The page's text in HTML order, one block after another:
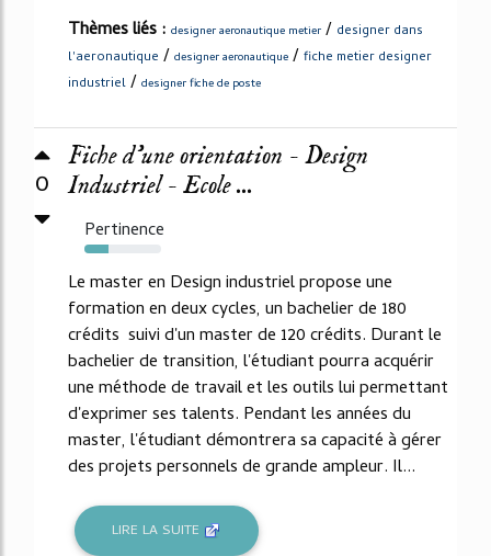
Thèmes liés : designer aeronautique metier / designer dans
l'aeronautique / designer aeronautique / fiche metier designer
industriel / designer fiche de poste
0
Fiche d'une orientation - Design
Industriel - Ecole ...
Pertinence
31%
Le master en Design industriel propose une
formation en deux cycles, un bachelier de 180
crédits suivi d'un master de 120 crédits. Durant le
bachelier de transition, l'étudiant pourra acquérir
une méthode de travail et les outils lui permettant
d'exprimer ses talents. Pendant les années du
master, l'étudiant démontrera sa capacité à gérer
des projets personnels de grande ampleur. Il...
LIRE LA SUITE